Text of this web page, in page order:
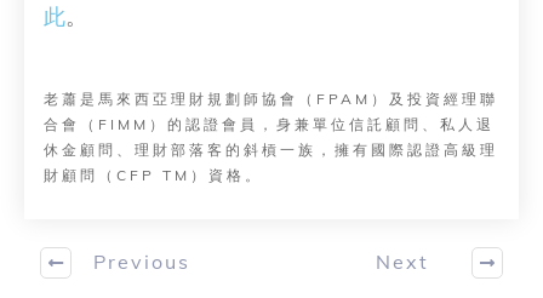
此。
老蕭是馬來西亞理財規劃師協會（FPAM）及投資經理聯
合會（FIMM）的認證會員，身兼單位信託顧問、私人退
休金顧問、理財部落客的斜槓一族，擁有國際認證高級理
財顧問（CFP TM）資格。
Previous Next